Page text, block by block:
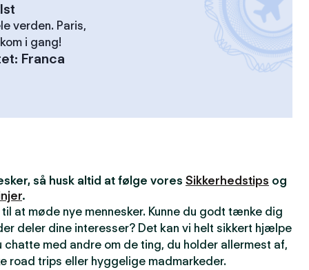
verden. Paris,
i gang!
: Franca
så husk altid at følge vores Sikkerhedstips og
.
at møde nye mennesker. Kunne du godt tænke dig
deler dine interesser? Det kan vi helt sikkert hjælpe
chatte med andre om de ting, du holder allermest af,
road trips eller hyggelige madmarkeder.